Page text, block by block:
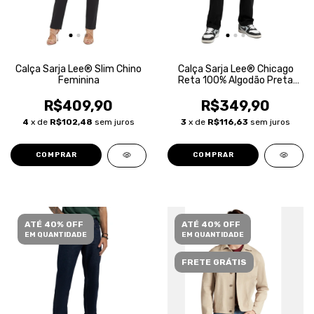
Calça Sarja Lee® Slim Chino
Feminina
R$409,90
4 x de R$102,48 sem juros
COMPRAR
Calça Sarja Lee® Chicago
Reta 100% Algodão Preta
R$349,90
3 x de R$116,63 sem juros
COMPRAR
ATÉ 40% OFF
EM QUANTIDADE
ATÉ 40% OFF
EM QUANTIDADE
FRETE GRÁTIS